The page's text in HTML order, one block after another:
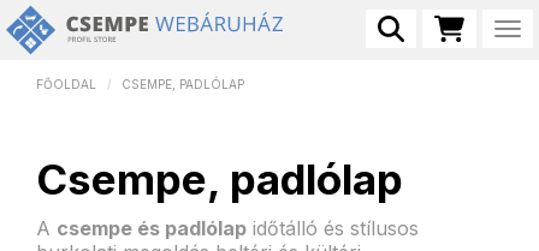
FŐOLDAL CSEMPE, PADLÓLAP
Csempe, padlólap
A csempe és padlólap időtálló és stílusos